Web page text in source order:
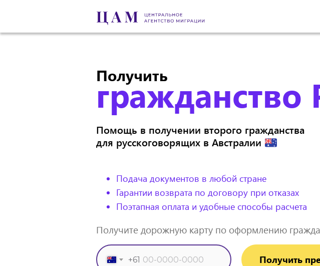
Получить
Подача документов в любой стране
Гарантии возврата по договору при отказах
Поэтапная оплата и удобные способы расчета
Помощь в получении второго гражданства
для русскоговорящих в Австралии
гражданство
Получите дорожную карту по оформлению
+61 Получить